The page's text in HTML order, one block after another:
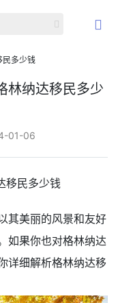
民多少钱
林纳达移民多少
01-06
移民多少钱
其美丽的风景和友好
如果你也对格林纳达
详细解析格林纳达移